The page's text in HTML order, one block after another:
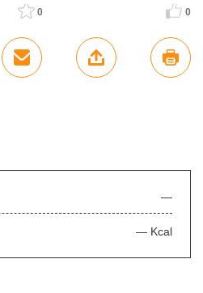
0 0
—
— Kcal